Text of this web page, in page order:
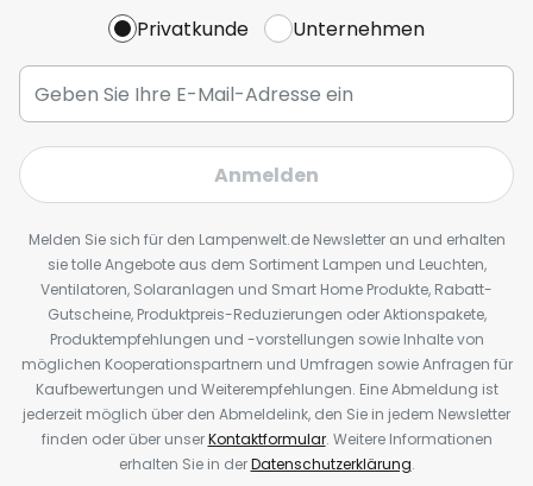
Privatkunde Unternehmen
Anmelden
Melden Sie sich für den Lampenwelt.de Newsletter an und erhalten
sie tolle Angebote aus dem Sortiment Lampen und Leuchten,
Ventilatoren, Solaranlagen und Smart Home Produkte, Rabatt-
Gutscheine, Produktpreis-Reduzierungen oder Aktionspakete,
Produktempfehlungen und -vorstellungen sowie Inhalte von
möglichen Kooperationspartnern und Umfragen sowie Anfragen für
Kaufbewertungen und Weiterempfehlungen. Eine Abmeldung ist
jederzeit möglich über den Abmeldelink, den Sie in jedem Newsletter
finden oder über unserKontaktformular. Weitere Informationen
erhalten Sie in derDatenschutzerklärung.